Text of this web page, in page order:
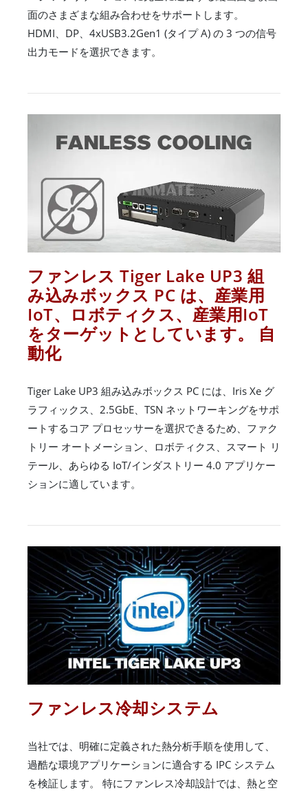
面のさまざまな組み合わせをサポートします。
HDMI、DP、4xUSB3.2Gen1 (タイプ A) の 3 つの信号
出力モードを選択できます。
ファンレス Tiger Lake UP3 組
み込みボックス PC は、産業用
IoT、ロボティクス、産業用IoT
をターゲットとしています。 自
動化
Tiger Lake UP3 組み込みボックス PC には、Iris Xe グ
ラフィックス、2.5GbE、TSN ネットワーキングをサポ
ートするコア プロセッサーを選択できるため、ファク
トリー オートメーション、ロボティクス、スマート リ
テール、あらゆる IoT/インダストリー 4.0 アプリケー
ションに適しています。
ファンレス冷却システム
当社では、明確に定義された熱分析手順を使用して、
過酷な環境アプリケーションに適合する IPC システム
を検証します。 特にファンレス冷却設計では、熱と空